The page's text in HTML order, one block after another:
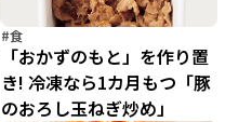
#食
「おかずのもと」を作り置
き! 冷凍なら1カ月もつ「豚
のおろし玉ねぎ炒め」